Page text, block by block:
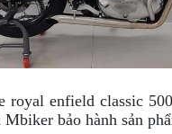
royal enfield classic
bảo hành sản